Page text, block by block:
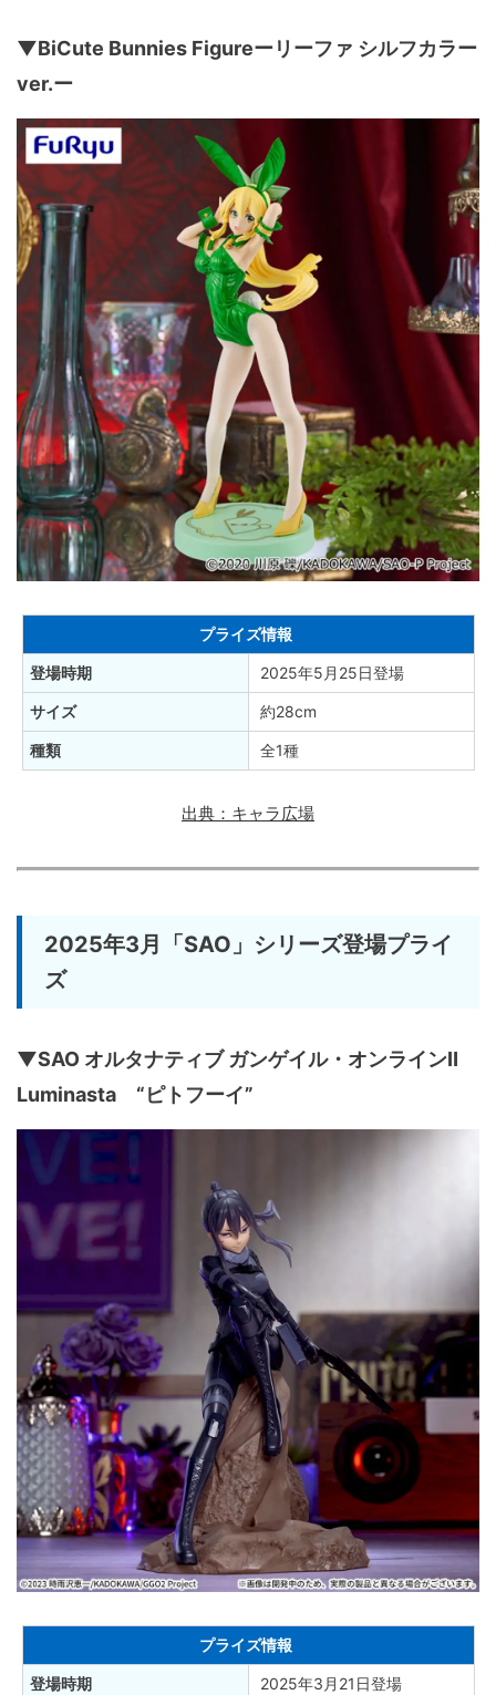
▼BiCute Bunnies Figureーリーファ シルフカラー
ver.ー
プライズ情報
登場時期 2025年5月25日登場
サイズ 約28cm
種類 全1種
出典：キャラ広場
2025年3月「SAO」シリーズ登場プライ
ズ
▼SAO オルタナティブ ガンゲイル・オンラインⅡ
Luminasta “ピトフーイ”
プライズ情報
登場時期 2025年3月21日登場